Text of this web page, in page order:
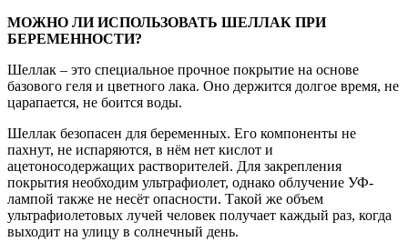
МОЖНО ЛИ ИСПОЛЬЗОВАТЬ ШЕЛЛАК ПРИ
БЕРЕМЕННОСТИ?
Шеллак – это специальное прочное покрытие на основе
базового геля и цветного лака. Оно держится долгое время, не
царапается, не боится воды.
Шеллак безопасен для беременных. Его компоненты не
пахнут, не испаряются, в нём нет кислот и
ацетоносодержащих растворителей. Для закрепления
покрытия необходим ультрафиолет, однако облучение УФ-
лампой также не несёт опасности. Такой же объем
ультрафиолетовых лучей человек получает каждый раз, когда
выходит на улицу в солнечный день.